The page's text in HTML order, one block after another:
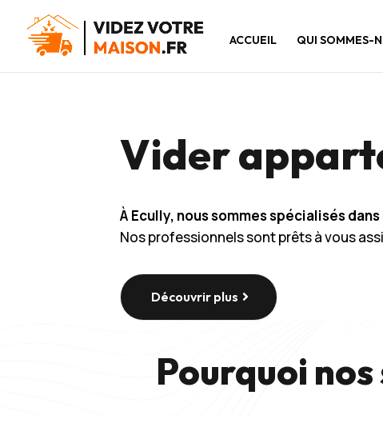
ACCUEIL QUI SOMMES-
Vider
À Ecully, nous sommes spécialisés
Nos professionnels sont prêts à vous
Découvrir plus
Pourquoi